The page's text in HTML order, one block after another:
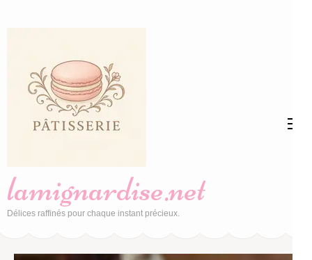
(Pressez
Entrée)
lamignardise.net
Délices raffinés pour chaque instant précieux.